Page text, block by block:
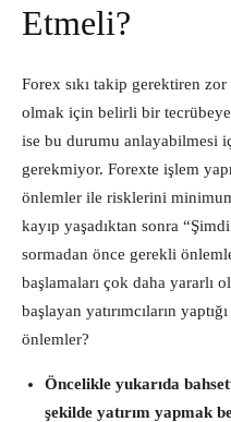
Etmeli?
Forex sıkı takip gerektiren zor
olmak için belirli bir tecrübeye
ise bu durumu anlayabilmesi
gerekmiyor. Forexte işlem
önlemler ile risklerini
kayıp yaşadıktan sonra
sormadan önce gerekli
başlamaları çok daha yararlı
başlayan yatırımcıların
önlemler?
Öncelikle yukarıda
şekilde yatırım yapmak